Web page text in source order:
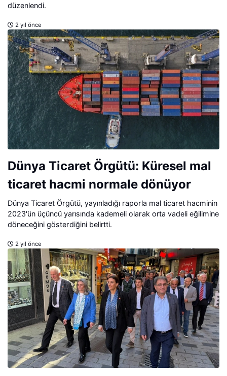
düzenlendi.
2 yıl önce
Dünya Ticaret Örgütü: Küresel mal
ticaret hacmi normale dönüyor
Dünya Ticaret Örgütü, yayınladığı raporla mal ticaret hacminin
2023'ün üçüncü yarısında kademeli olarak orta vadeli eğilimine
döneceğini gösterdiğini belirtti.
2 yıl önce